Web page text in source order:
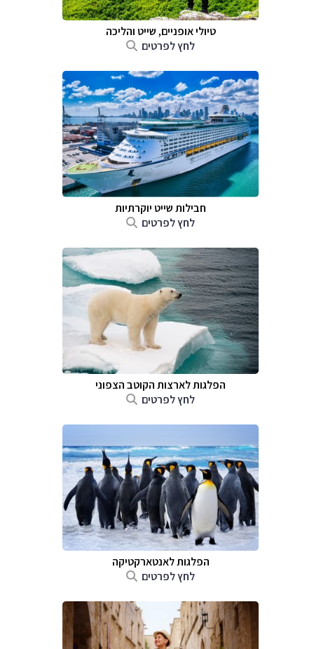
טיולי אופניים, שייט והליכה
לחץ לפרטים
חבילות שייט יוקרתיות
לחץ לפרטים
הפלגות לארצות הקוטב הצפוני
לחץ לפרטים
הפלגות לאנטארקטיקה
לחץ לפרטים